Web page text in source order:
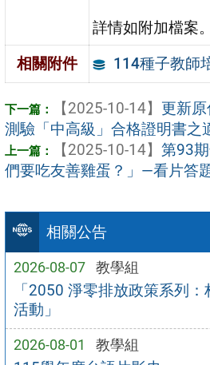
相關公告
2026-08-07 教學組
「2050 淨零排放政策系列
活動」
2026-08-01 教學組
詳情如附加檔案。
相關附件
114種子教師
【2025-10-14】 更新
測驗「中高級」合格證明書之
【2025-10-14】 第93
們要吃友善雞蛋？」—看片答